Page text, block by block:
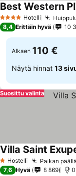
4 Tähtiluokitus
Hotelli
Best Western
8,4 Erittäin hyvä 10
Alkaen 110 €
Näytä hinnat 13
Suosittu valinta
1 Tähtiluokitus
Hostelli Paikan
Villa Saint
7,6 Hyvä 8 869